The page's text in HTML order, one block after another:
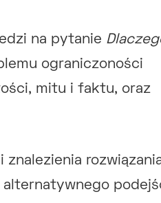
na pytanie
ograniczoności
mitu i faktu, oraz
alternatywnego